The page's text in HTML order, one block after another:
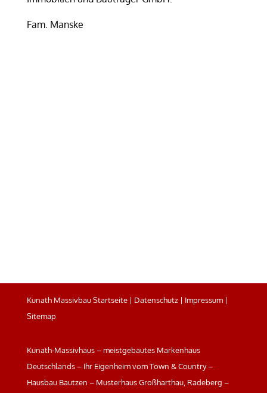
Fam. Manske
Kunath Massivbau Startseite| Datenschutz| Impressum|
Sitemap
Kunath-Massivhaus – meistgebautes Markenhaus
Deutschlands – Ihr Eigenheim vom Town & Country –
Hausbau Bautzen – Musterhaus Großharthau, Radeberg –